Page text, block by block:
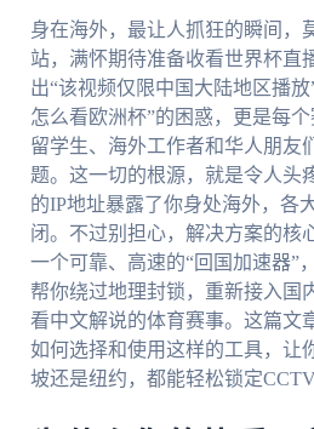
身在海外，最让人抓狂的瞬间，
站，满怀期待准备收看世界杯直
出“该视频仅限中国大陆地区播
怎么看欧洲杯”的困惑，更是每个
留学生、海外工作者和华人朋友
题。这一切的根源，就是令人头
的IP地址暴露了你身处海外，各
闭。不过别担心，解决方案的核
一个可靠、高速的“回国加速器”
帮你绕过地理封锁，重新接入国
看中文解说的体育赛事。这篇文
如何选择和使用这样的工具，让
坡还是纽约，都能轻松锁定